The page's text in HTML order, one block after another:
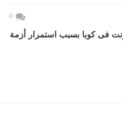
0
فى كوبا بسبب استمرار أزمة